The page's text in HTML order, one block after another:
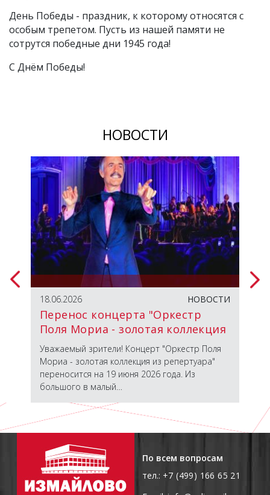
День Победы - праздник, к которому относятся с
особым трепетом. Пусть из нашей памяти не
сотрутся победные дни 1945 года!
С Днём Победы!
НОВОСТИ
18.06.2026 НОВОСТИ
Перенос концерта "Оркестр
Поля Мориа - золотая коллекция
из репертуара"
Уважаемый зрители! Концерт "Оркестр Поля
Мориа - золотая коллекция из репертуара"
переносится на 19 июня 2026 года. Из
большого в малый…
По всем вопросам
тел.: +7 (499) 166 65 21